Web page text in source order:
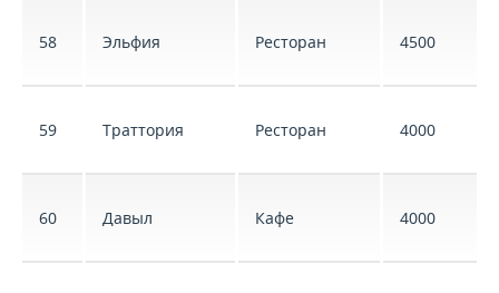
58 Эльфия Ресторан 4500
59 Траттория Ресторан 4000
60 Давыл Кафе 4000